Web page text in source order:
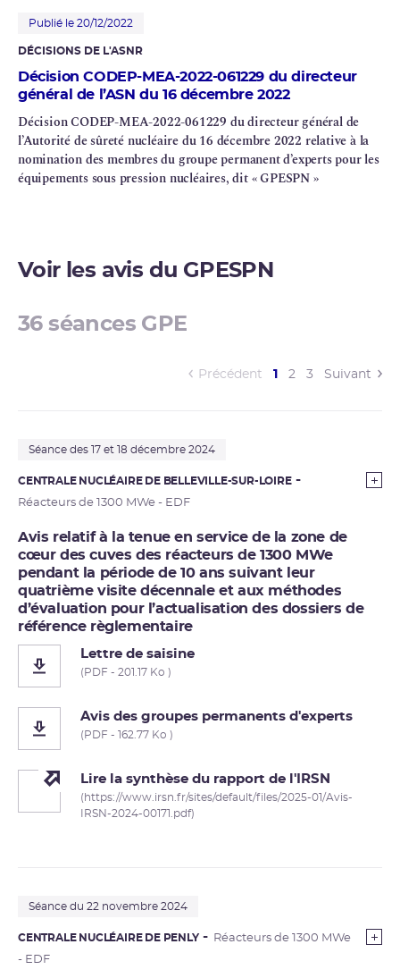
Publié le 20/12/2022
DÉCISIONS DE L'ASNR
Décision CODEP-MEA-2022-061229 du directeur
général de l’ASN du 16 décembre 2022
Décision CODEP-MEA-2022-061229 du directeur général de
l’Autorité desûreté nucléairedu 16 décembre 2022 relative à la
nomination des membres du groupe permanent d’experts pour les
équipements sous pression nucléaires, dit « GPESPN »
Voir les avis du GPESPN
36 séances GPE
Précédent 1 (current)
2 3 Suivant
Séance des 17 et 18 décembre 2024
CENTRALE NUCLÉAIRE DE BELLEVILLE-SUR-LOIRE
Réacteurs de 1300 MWe - EDF
Avis relatif à la tenue en service de la zone de
cœur des cuves des réacteurs de 1300 MWe
pendant la période de 10 ans suivant leur
quatrième visite décennale et aux méthodes
d’évaluation pour l’actualisation des dossiers de
référence règlementaire
Lettre de saisine
(PDF - 201.17 Ko )
Avis des groupes permanents d'experts
(PDF - 162.77 Ko )
Lire la synthèse du rapport de l'IRSN
(https://www.irsn.fr/sites/default/files/2025-01/Avis-
IRSN-2024-00171.pdf)
Séance du 22 novembre 2024
CENTRALE NUCLÉAIRE DE PENLY
Réacteurs de 1300 MWe
- EDF